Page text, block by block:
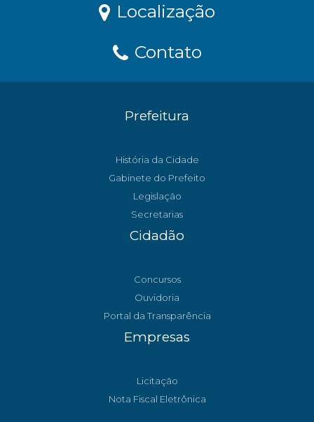
Localização
Contato
Prefeitura
História da Cidade
Gabinete do Prefeito
Legislação
Secretarias
Cidadão
Concursos
Ouvidoria
Portal da Transparência
Empresas
Licitação
Nota Fiscal Eletrônica